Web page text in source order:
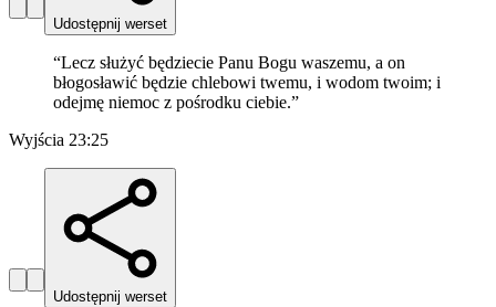
Udostępnij werset
“Lecz służyć będziecie Panu Bogu waszemu, a on
błogosławić będzie chlebowi twemu, i wodom twoim; i
odejmę niemoc z pośrodku ciebie.”
Wyjścia 23:25
Udostępnij werset